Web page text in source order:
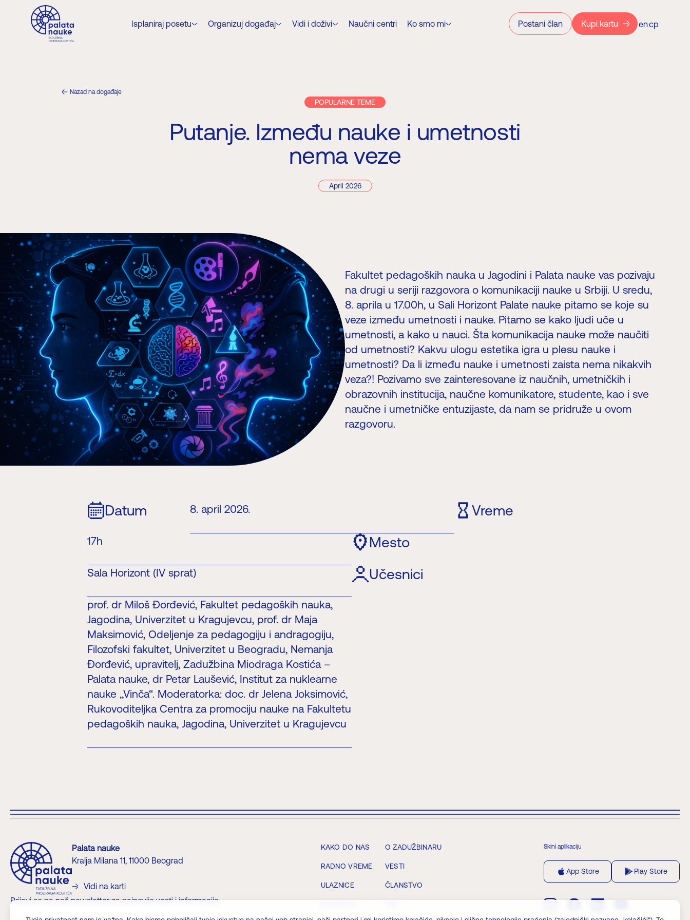
Isplaniraj posetu Organizuj događaj Vidi i doživi Naučni centri Ko smo mi Postani član Kupi kartu enср
Nazad na događaje
POPULARNE TEME
Putanje. Između nauke i umetnosti
nema veze
April 2026
Fakultet pedagoških nauka u Jagodini i Palata nauke vas pozivaju
na drugi u seriji razgovora o komunikaciji nauke u Srbiji. U sredu,
8. aprila u 17.00h, u Sali Horizont Palate nauke pitamo se koje su
veze između umetnosti i nauke. Pitamo se kako ljudi uče u
umetnosti, a kako u nauci. Šta komunikacija nauke može naučiti
od umetnosti? Kakvu ulogu estetika igra u plesu nauke i
umetnosti? Da li između nauke i umetnosti zaista nema nikakvih
veza?! Pozivamo sve zainteresovane iz naučnih, umetničkih i
obrazovnih institucija, naučne komunikatore, studente, kao i sve
naučne i umetničke entuzijaste, da nam se pridruže u ovom
razgovoru.
Datum 8. april 2026. Vreme
17h Mesto
Sala Horizont (IV sprat) Učesnici
prof. dr Miloš Đorđević, Fakultet pedagoških nauka,
Jagodina, Univerzitet u Kragujevcu, prof. dr Maja
Maksimović, Odeljenje za pedagogiju i andragogiju,
Filozofski fakultet, Univerzitet u Beogradu, Nemanja
Đorđević, upravitelj, Zadužbina Miodraga Kostića –
Palata nauke, dr Petar Laušević, Institut za nuklearne
nauke ,,Vinča“. Moderatorka: doc. dr Jelena Joksimović,
Rukovoditeljka Centra za promociju nauke na Fakultetu
pedagoških nauka, Jagodina, Univerzitet u Kragujevcu
Palata nauke
Kralja Milana 11, 11000 Beograd
Vidi na karti
Prijavi se na naš newsletter za najnovije vesti i informacije
KAKO DO NAS O ZADUŽBINARU
RADNO VREME VESTI
ULAZNICE ČLANSTVO
Skini aplikaciju
App Store Play Store